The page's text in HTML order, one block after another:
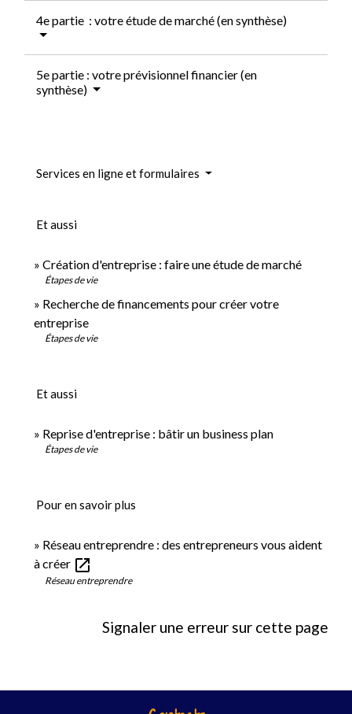
4e partie : votre étude de marché (en synthèse)
5e partie : votre prévisionnel financier (en
synthèse)
Services en ligne et formulaires
Et aussi
Création d'entreprise : faire une étude de marché
Étapes de vie
Recherche de financements pour créer votre
entreprise
Étapes de vie
Et aussi
Reprise d'entreprise : bâtir un business plan
Étapes de vie
Pour en savoir plus
Réseau entreprendre : des entrepreneurs vous aident
à créer open_in_new
Réseau entreprendre
Signaler une erreur sur cette page